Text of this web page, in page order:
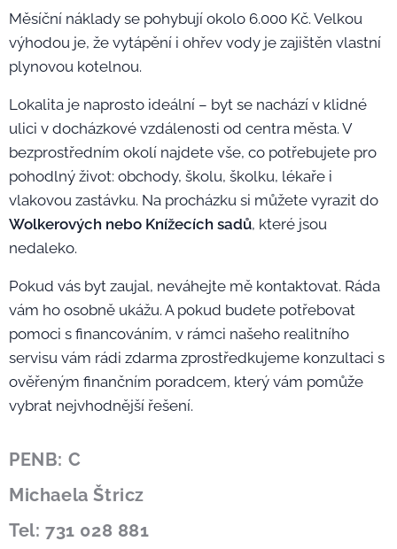
Měsíční náklady se pohybují okolo 6.000 Kč. Velkou
výhodou je, že vytápění i ohřev vody je zajištěn vlastní
plynovou kotelnou.
Lokalita je naprosto ideální – byt se nachází v klidné
ulici v docházkové vzdálenosti od centra města. V
bezprostředním okolí najdete vše, co potřebujete pro
pohodlný život: obchody, školu, školku, lékaře i
vlakovou zastávku. Na procházku si můžete vyrazit do
Wolkerových nebo Knížecích sadů, které jsou
nedaleko.
Pokud vás byt zaujal, neváhejte mě kontaktovat. Ráda
vám ho osobně ukážu. A pokud budete potřebovat
pomoci s financováním, v rámci našeho realitního
servisu vám rádi zdarma zprostředkujeme konzultaci s
ověřeným finančním poradcem, který vám pomůže
vybrat nejvhodnější řešení.
PENB: C
Michaela Štricz
Tel: 731 028 881